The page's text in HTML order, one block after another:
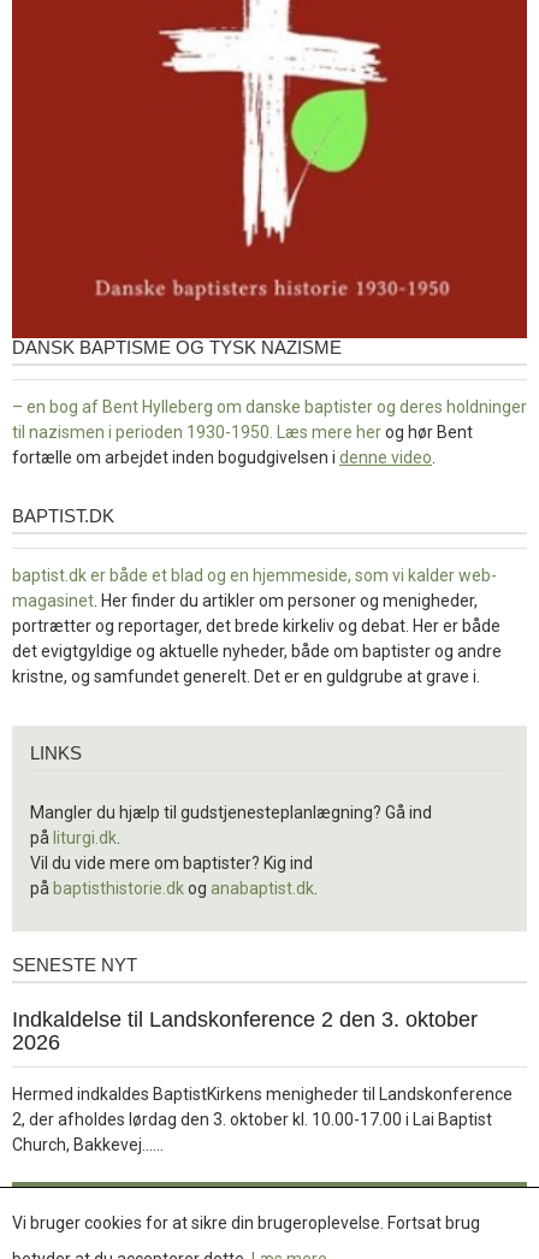
DANSK BAPTISME OG TYSK NAZISME
– en bog af Bent Hylleberg om danske baptister og deres holdninger
til nazismen i perioden 1930-1950. Læs mere herog hør Bent
fortælle om arbejdet inden bogudgivelsen i denne video
baptist.dk
BAPTIST.DK
baptist.dk er både et blad og en hjemmeside, som vi kalder web-
magasinet . Her finder du artikler om personer og menigheder,
portrætter og reportager, det brede kirkeliv og debat. Her er både
det evigtgyldige og aktuelle nyheder, både om baptister og andre
kristne, og samfundet generelt. Det er en guldgrube at grave i.
LINKS
Mangler du hjælp til gudstjenesteplanlægning? Gå ind
på liturgi.dk
Vil du vide mere om baptister? Kig ind
på baptisthistorie.dkog anabaptist.dk
Seneste
SENESTE NYT
jul.
Indkaldelse til Landskonference 2 den 3. oktober
2026
Hermed indkaldes BaptistKirkens menigheder til Landskonference
2, der afholdes lørdag den 3. oktober kl. 10.00-17.00 i Lai Baptist
Church, Bakkevej……
Læs mere
Vi bruger cookies for at sikre din brugeroplevelse. Fortsat brug